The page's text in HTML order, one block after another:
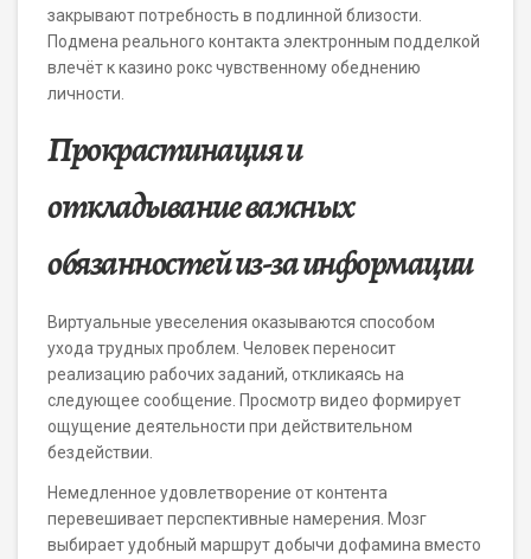
закрывают потребность в подлинной близости.
Подмена реального контакта электронным подделкой
влечёт к казино рокс чувственному обеднению
личности.
Прокрастинация и
откладывание важных
обязанностей из-за информации
Виртуальные увеселения оказываются способом
ухода трудных проблем. Человек переносит
реализацию рабочих заданий, откликаясь на
следующее сообщение. Просмотр видео формирует
ощущение деятельности при действительном
бездействии.
Немедленное удовлетворение от контента
перевешивает перспективные намерения. Мозг
выбирает удобный маршрут добычи дофамина вместо